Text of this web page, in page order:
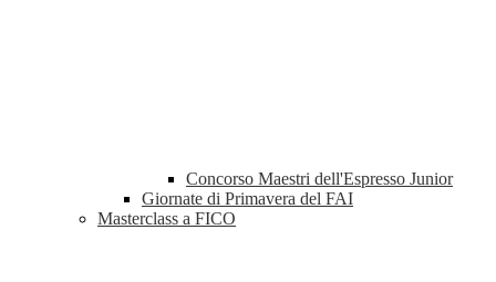
Concorso Maestri dell'Espresso Junior
Giornate di Primavera del FAI
Masterclass a FICO